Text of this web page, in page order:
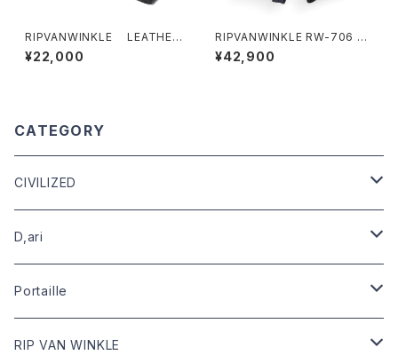
RIPVANWINKLE LEATHER
TISSUE CASE
¥22,000
RIPVANWINKLE RW-706 B
USH SHORTS BLACK
¥42,900
CATEGORY
CIVILIZED
leather
outer
tops
D,ari
Dari Clothing
Dari hat
Portaille
boots
RIP VAN WINKLE